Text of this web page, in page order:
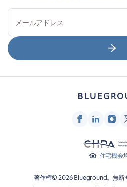
メールアドレス
住宅機会
著作権© 2026 Blueground。無断